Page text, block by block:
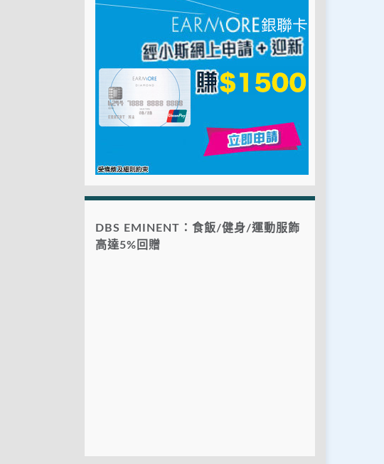
DBS EMINENT：食飯/健身/運動服飾
高達5%回贈